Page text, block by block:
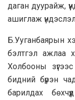
даган дуурайж,
ашиглаж
Б.Ууганбаярын
бэлтгэл ажлаа
Холбооны
бидний бүрэн
барилдах